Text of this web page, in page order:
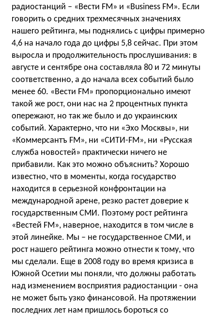
радиостанций – «Вести FM» и «Business FM». Если
говорить о средних трехмесячных значениях
нашего рейтинга, мы поднялись с цифры примерно
4,6 на начало года до цифры 5,8 сейчас. При этом
выросла и продолжительность прослушивания: в
августе и сентябре она составляла 80 и 72 минуты
соответственно, а до начала всех событий было
менее 60. «Вести FM» пропорционально имеют
такой же рост, они нас на 2 процентных пункта
опережают, но так же было и до украинских
событий. Характерно, что ни «Эхо Москвы», ни
«Коммерсантъ FM», ни «СИТИ-FM», ни «Русская
служба новостей» практически ничего не
прибавили. Как это можно объяснить? Хорошо
известно, что в моменты, когда государство
находится в серьезной конфронтации на
международной арене, резко растет доверие к
государственным СМИ. Поэтому рост рейтинга
«Вестей FM», наверное, находится в том числе в
этой линейке. Мы – не государственное СМИ, и
рост нашего рейтинга можно отнести к тому, что
мы сделали. Еще в 2008 году во время кризиса в
Южной Осетии мы поняли, что должны работать
над изменением восприятия радиостанции - она
не может быть узко финансовой. На протяжении
последних лет нам пришлось бороться со